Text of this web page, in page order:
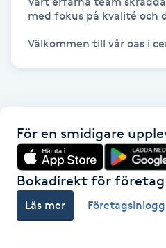
IPL hårborttagning
IR-massage
med fokus på kvalité och
Välkommen till vår oas i
För en smidigare
Bokadirekt för företag
Läs mer